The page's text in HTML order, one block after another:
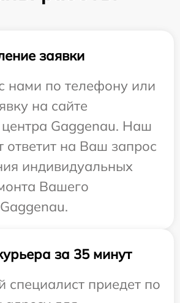
заявки
нами по телефону или
на сайте
центра Gaggenau. Наш
ответит на Ваш запрос
индивидуальных
Вашего
за 35 минут
специалист приедет по